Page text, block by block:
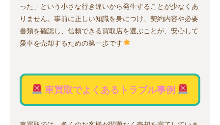
った」という小さな行き違いから発生することが少なくあ
りません。事前に正しい知識を身につけ、契約内容や必要
書類を確認し、信頼できる買取店を選ぶことが、安心して
愛車を売却するための第一歩です
車買取でよくあるトラブル事例